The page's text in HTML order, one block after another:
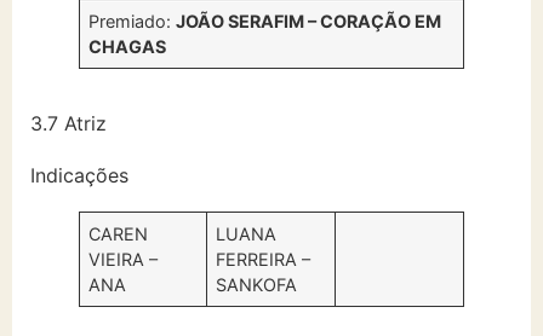
Premiado:JOÃO SERAFIM – CORAÇÃO EM
CHAGAS
3.7 Atriz
Indicações
CAREN
VIEIRA –
ANA
LUANA
FERREIRA –
SANKOFA